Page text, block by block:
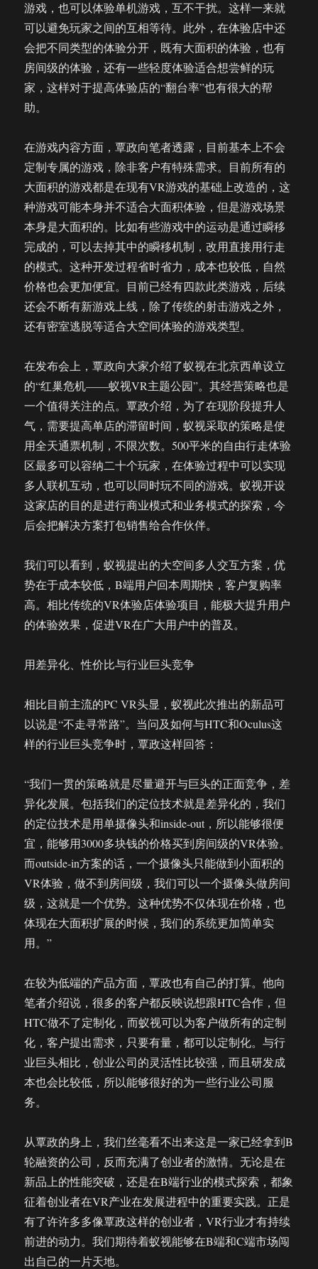
游戏，也可以体验单机游戏，互不干扰。这样一来就
可以避免玩家之间的互相等待。此外，在体验店中还
会把不同类型的体验分开，既有大面积的体验，也有
房间级的体验，还有一些轻度体验适合想尝鲜的玩
家，这样对于提高体验店的“翻台率”也有很大的帮
助。
在游戏内容方面，覃政向笔者透露，目前基本上不会
定制专属的游戏，除非客户有特殊需求。目前所有的
大面积的游戏都是在现有VR游戏的基础上改造的，这
种游戏可能本身并不适合大面积体验，但是游戏场景
本身是大面积的。比如有些游戏中的运动是通过瞬移
完成的，可以去掉其中的瞬移机制，改用直接用行走
的模式。这种开发过程省时省力，成本也较低，自然
价格也会更加便宜。目前已经有四款此类游戏，后续
还会不断有新游戏上线，除了传统的射击游戏之外，
还有密室逃脱等适合大空间体验的游戏类型。
在发布会上，覃政向大家介绍了蚁视在北京西单设立
的“红巢危机——蚁视VR主题公园”。其经营策略也是
一个值得关注的点。覃政介绍，为了在现阶段提升人
气，需要提高单店的滞留时间，蚁视采取的策略是使
用全天通票机制，不限次数。500平米的自由行走体验
区最多可以容纳二十个玩家，在体验过程中可以实现
多人联机互动，也可以同时玩不同的游戏。蚁视开设
这家店的目的是进行商业模式和业务模式的探索，今
后会把解决方案打包销售给合作伙伴。
我们可以看到，蚁视提出的大空间多人交互方案，优
势在于成本较低，B端用户回本周期快，客户复购率
高。相比传统的VR体验店体验项目，能极大提升用户
的体验效果，促进VR在广大用户中的普及。
用差异化、性价比与行业巨头竞争
相比目前主流的PC VR头显，蚁视此次推出的新品可
以说是“不走寻常路”。当问及如何与HTC和Oculus这
样的行业巨头竞争时，覃政这样回答：
“我们一贯的策略就是尽量避开与巨头的正面竞争，差
异化发展。包括我们的定位技术就是差异化的，我们
的定位技术是用单摄像头和inside-out，所以能够很便
宜，能够用3000多块钱的价格买到房间级的VR体验。
而outside-in方案的话，一个摄像头只能做到小面积的
VR体验，做不到房间级，我们可以一个摄像头做房间
级，这就是一个优势。这种优势不仅体现在价格，也
体现在大面积扩展的时候，我们的系统更加简单实
用。”
在较为低端的产品方面，覃政也有自己的打算。他向
笔者介绍说，很多的客户都反映说想跟HTC合作，但
HTC做不了定制化，而蚁视可以为客户做所有的定制
化，客户提出需求，只要有量，都可以定制化。与行
业巨头相比，创业公司的灵活性比较强，而且研发成
本也会比较低，所以能够很好的为一些行业公司服
务。
从覃政的身上，我们丝毫看不出来这是一家已经拿到B
轮融资的公司，反而充满了创业者的激情。无论是在
新品上的性能突破，还是在B端行业的模式探索，都象
征着创业者在VR产业在发展进程中的重要实践。正是
有了许许多多像覃政这样的创业者，VR行业才有持续
前进的动力。我们期待着蚁视能够在B端和C端市场闯
出自己的一片天地。